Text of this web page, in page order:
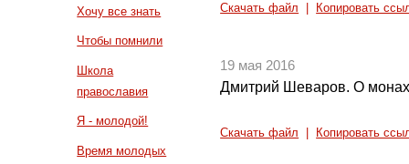
Хочу все знать
Чтобы помнили
Школа
православия
Я - молодой!
Время молодых
Скачать файл Копировать
19 мая 2016
Дмитрий Шеваров. О
Скачать файл Копировать